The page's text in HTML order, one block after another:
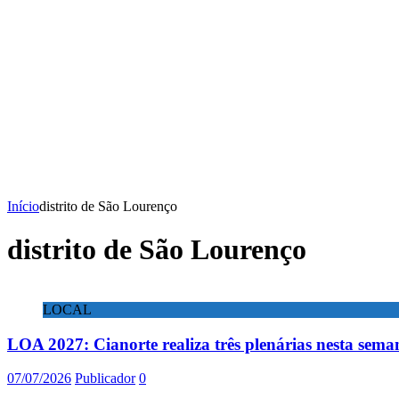
Iníciodistrito de São Lourenço
distrito de São Lourenço
LOCAL
LOA 2027: Cianorte realiza três plenárias nesta
07/07/2026 Publicador 0